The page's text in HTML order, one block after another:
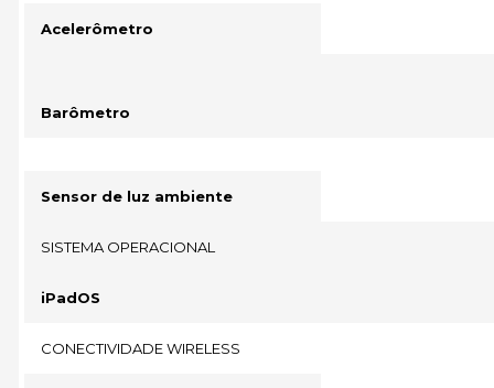
Acelerômetro
Barômetro
Sensor de luz ambiente
SISTEMA OPERACIONAL
iPadOS
CONECTIVIDADE WIRELESS